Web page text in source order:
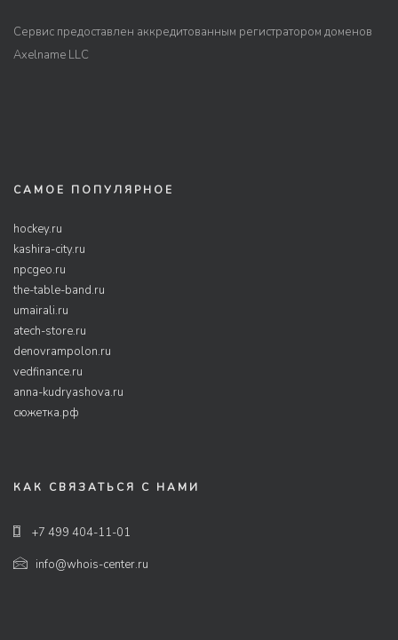
Сервис предоставлен аккредитованным регистратором доменов
Axelname LLC
САМОЕ ПОПУЛЯРНОЕ
hockey.ru
kashira-city.ru
npcgeo.ru
the-table-band.ru
umairali.ru
atech-store.ru
denovrampolon.ru
vedfinance.ru
anna-kudryashova.ru
сюжетка.рф
КАК СВЯЗАТЬСЯ С НАМИ
+7 499 404-11-01
info@whois-center.ru